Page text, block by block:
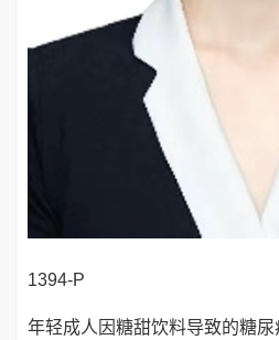
1394-P
年轻成人因糖甜饮料导致的糖